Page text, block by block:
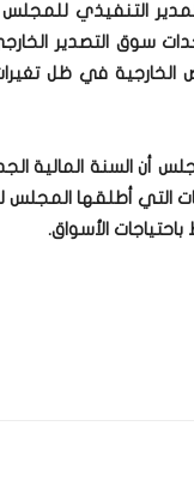
التنفيذي
سوق التصدير
في ظل
أن السنة المالية
التي أطلقها
باحتياجات الأسواق.